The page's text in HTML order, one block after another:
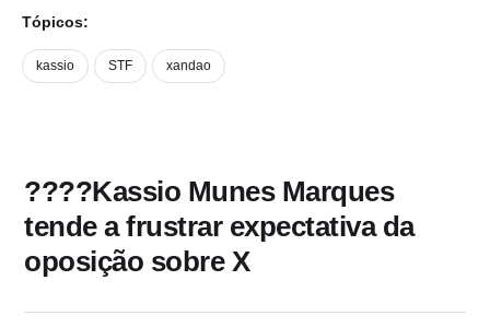
Tópicos:
kassio STF xandao
????Kassio Munes Marques
tende a frustrar expectativa da
oposição sobre X